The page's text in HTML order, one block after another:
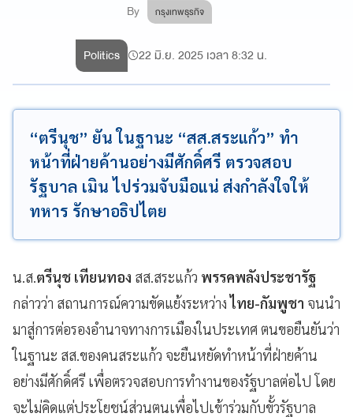
By กรุงเทพธุรกิจ
Politics 22 มิ.ย. 2025 เวลา 8:32 น.
“ตรีนุช” ยัน ในฐานะ “สส.สระแก้ว” ทำ
หน้าที่ฝ่ายค้านอย่างมีศักดิ์ศรี ตรวจสอบ
รัฐบาล เมิน ไปร่วมจับมือแน่ ส่งกำลังใจให้
ทหาร รักษาอธิปไตย
น.ส.ตรีนุช เทียนทอง สส.สระแก้ว พรรคพลังประชารัฐ
กล่าวว่า สถานการณ์ความขัดแย้งระหว่างไทย-กัมพูชา จนนำ
มาสู่การต่อรองอำนาจทางการเมืองในประเทศ ตนขอยืนยันว่า
ในฐานะ สส.ของคนสระแก้ว จะยืนหยัดทำหน้าที่ฝ่ายค้าน
อย่างมีศักดิ์ศรี เพื่อตรวจสอบการทำงานของรัฐบาลต่อไป โดย
จะไม่คิดแต่ประโยชน์ส่วนตนเพื่อไปเข้าร่วมกับขั้วรัฐบาล